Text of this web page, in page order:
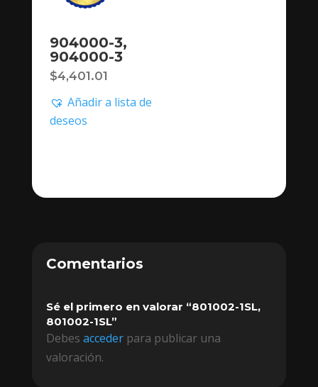
904000-3,
904000-3
$4,401.01
Añadir a lista de
deseos
Comentarios
Sé el primero en valorar “801002-1SL,
801002-1SL”
Debes accederpara publicar una
valoración.